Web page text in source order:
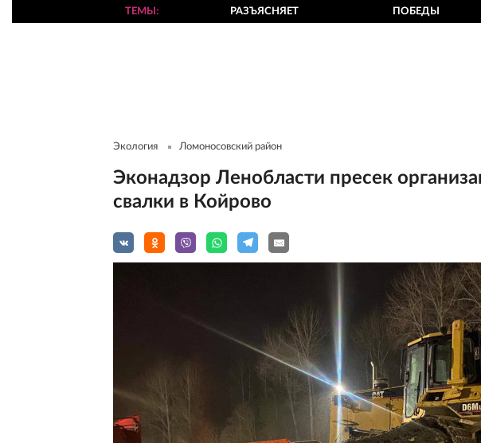
ТЕМЫ РАЗЪЯСНЯЕТ ПОБЕДЫ
Экология Ломоносовский район
Эконадзор Ленобласти пресек
свалки в Койрово